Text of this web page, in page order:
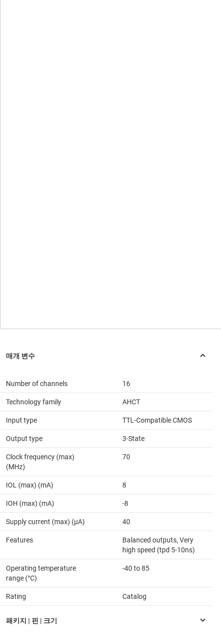
Number of channels 16
Technology family AHCT
Input type TTL-Compatible CMOS
Output type 3-State
Clock frequency (max)
(MHz)
70
IOL (max) (mA) 8
IOH (max) (mA) -8
Supply current (max) (µA) 40
Features
Balanced outputs, Very
high speed (tpd 5-10ns)
Operating temperature
range (°C)
-40 to 85
Rating Catalog